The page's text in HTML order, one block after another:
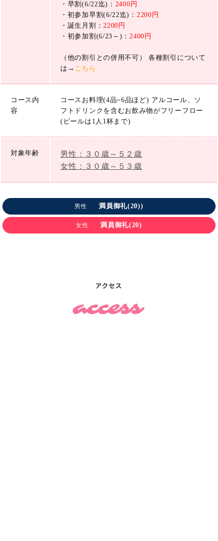
・早割(6/22迄)： 2400円
・初参加早割(6/22迄)： 2200円
・誕生月割： 2200円
・初参加割(6/23～)： 2400円
（他の割引との併用不可） 各種割引について
は→ こちら
コース内
容
コースお料理(4品~6品ほど) アルコール、ソ
フトドリンクを含むお飲み物がフリーフロー
(ビールは1人1杯まで)
対象年齢
男性：３０歳～５２歳
女性：３０歳～５３歳
男性 満員御礼(20))
女性 満員御礼(20)